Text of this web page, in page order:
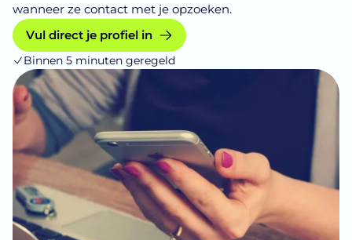
wanneer ze contact met je opzoeken.
Vul direct je profiel in
Binnen 5 minuten geregeld